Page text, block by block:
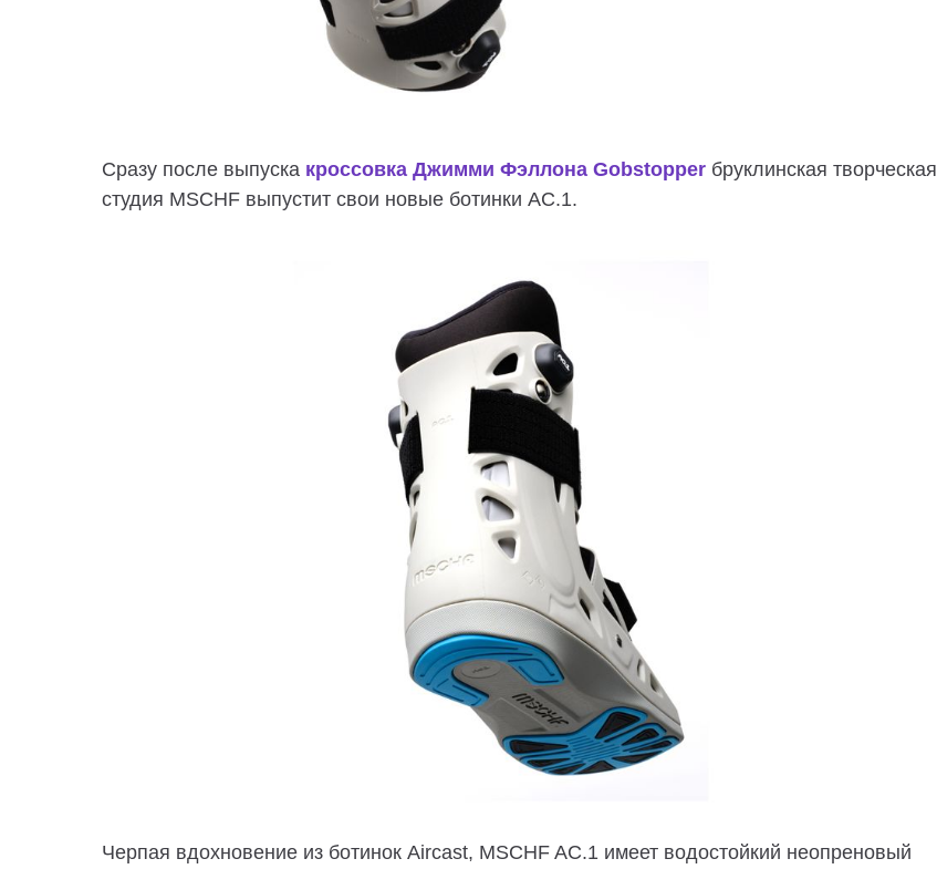
Сразу после выпуска кроссовка Джимми Фэллона Gobstopper бруклинская творческая
студия MSCHF выпустит свои новые ботинки AC.1.
Черпая вдохновение из ботинок Aircast, MSCHF AC.1 имеет водостойкий неопреновый